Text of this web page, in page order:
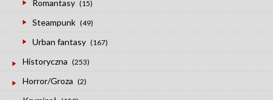
Romantasy (15)
Steampunk (49)
Urban fantasy (167)
Historyczna (253)
Horror/Groza (2)